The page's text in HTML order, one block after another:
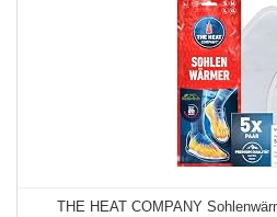
THE HEAT COMPANY